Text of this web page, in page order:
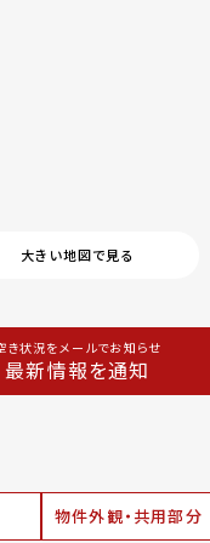
大きい地図で見る
き状況をメールでお知らせ
最新情報を通知
物件外観・共用部分